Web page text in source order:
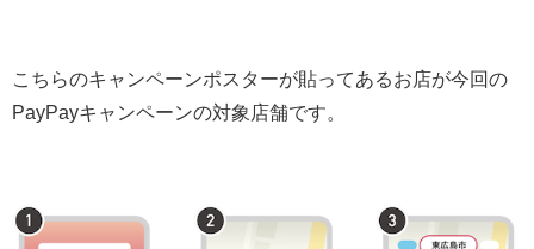
こちらのキャンペーンポスターが貼ってあるお店が今回の
PayPayキャンペーンの対象店舗です。